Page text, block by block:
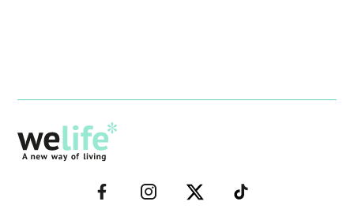
–
FACEBOOK–
–
INSTAGRAM–
–
TWITTER–
–
WELIFE–